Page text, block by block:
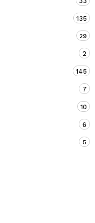
135
29
2
145
7
10
6
5